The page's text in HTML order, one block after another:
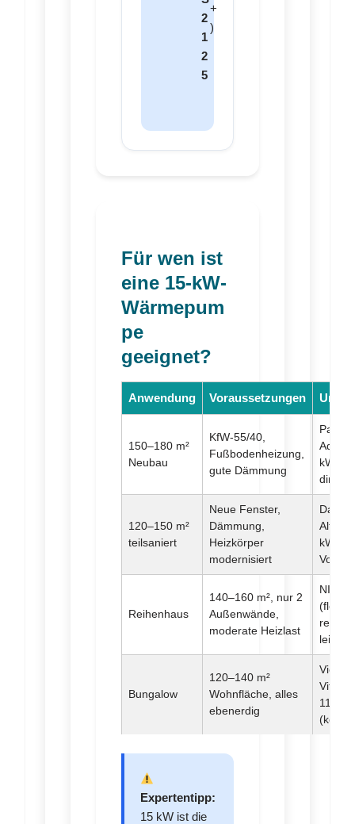
2
1
2
5
+
)
Für wen ist
eine 15-kW-
Wärmepum
pe
geeignet?
Anwendung Voraussetzungen
150–180 m²
Neubau
KfW-55/40,
Fußbodenheizung,
gute Dämmung
kW
120–150 m²
teilsaniert
Neue Fenster,
Dämmung,
Heizkörper
modernisiert
Daikin
kW
Reihenhaus
140–160 m², nur 2
Außenwände,
moderate Heizlast
NIBE
leise)
Bungalow
120–140 m²
Wohnfläche, alles
ebenerdig
11 kW
Expertentipp:
15 kW ist die